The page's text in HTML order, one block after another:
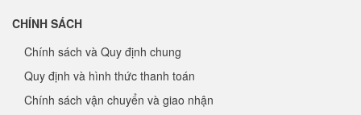
CHÍNH SÁCH
Chính sách và Quy định chung
Quy định và hình thức thanh toán
Chính sách vận chuyển và giao nhận